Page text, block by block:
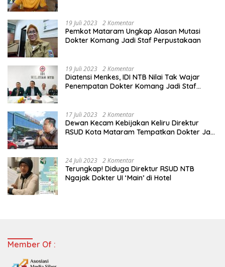
19 Juli 2023 2 Komentar
Pemkot Mataram Ungkap Alasan Mutasi
Dokter Komang Jadi Staf Perpustakaan
19 Juli 2023 2 Komentar
Diatensi Menkes, IDI NTB Nilai Tak Wajar
Penempatan Dokter Komang Jadi Staf
17 Juli 2023 2 Komentar
Dewan Kecam Kebijakan Keliru Direktur
RSUD Kota Mataram Tempatkan Dokter Jadi
24 Juli 2023 2 Komentar
Terungkap! Diduga Direktur RSUD NTB
Ngajak Dokter UI ‘Main’ di Hotel
Member Of :